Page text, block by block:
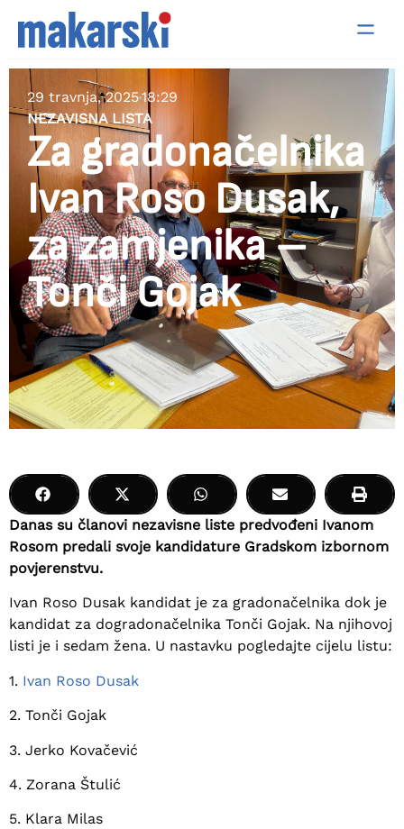
29 travnja, 202518:29
NEZAVISNA LISTA
Za gradonačelnika
Ivan Roso Dusak,
za zamjenika –
Tonči Gojak
Danas su članovi nezavisne liste predvođeni Ivanom
Rosom predali svoje kandidature Gradskom izbornom
povjerenstvu.
Ivan Roso Dusak kandidat je za gradonačelnika dok je
kandidat za dogradonačelnika Tonči Gojak. Na njihovoj
listi je i sedam žena. U nastavku pogledajte cijelu listu:
1. Ivan Roso Dusak
2. Tonči Gojak
3. Jerko Kovačević
4. Zorana Štulić
5. Klara Milas